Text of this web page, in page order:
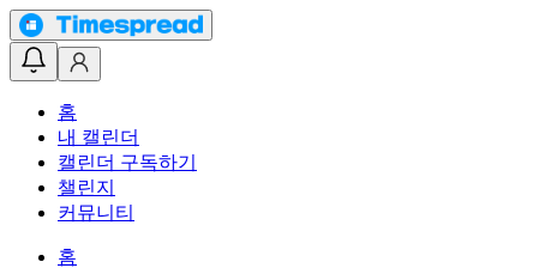
홈
내 캘린더
캘린더 구독하기
챌린지
커뮤니티
홈